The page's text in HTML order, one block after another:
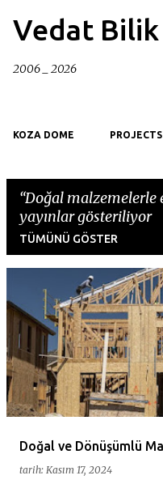
Ana
Vedat Bilik
2006 _ 2026
KOZA DOME PROJECTS
Doğal malzemelerle
yayınlar gösteriliyor
TÜMÜNÜ GÖSTER
K
a
y
t
l
Doğal ve Dönüşümlü
tarih: Kasım 17, 2024